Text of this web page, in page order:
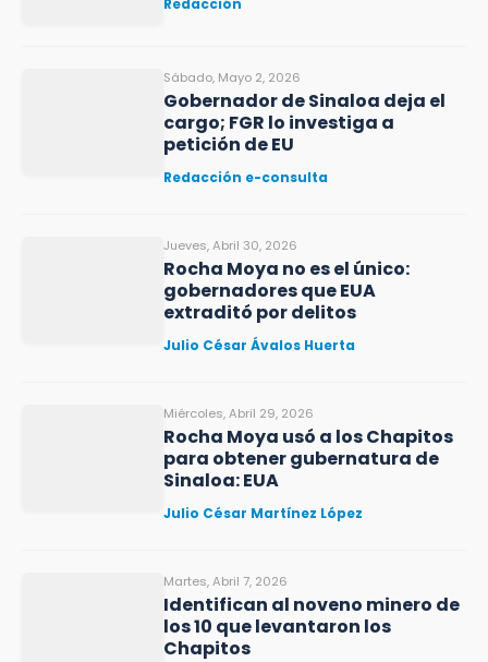
Redacción
Sábado, Mayo 2, 2026
Gobernador de Sinaloa deja el
cargo; FGR lo investiga a
petición de EU
Redacción e-consulta
Jueves, Abril 30, 2026
Rocha Moya no es el único:
gobernadores que EUA
extraditó por delitos
Julio César Ávalos Huerta
Miércoles, Abril 29, 2026
Rocha Moya usó a los Chapitos
para obtener gubernatura de
Sinaloa: EUA
Julio César Martínez López
Martes, Abril 7, 2026
Identifican al noveno minero de
los 10 que levantaron los
Chapitos